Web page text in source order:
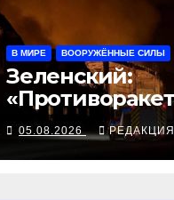
В МИРЕ ВООРУЖЁННЫЕ СИЛЫ
Зеленский:
ые средства
могли бы
погибших
05.08.2026 РЕДАКЦИЯ